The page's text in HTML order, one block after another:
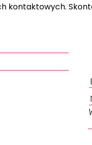
kontaktowych.